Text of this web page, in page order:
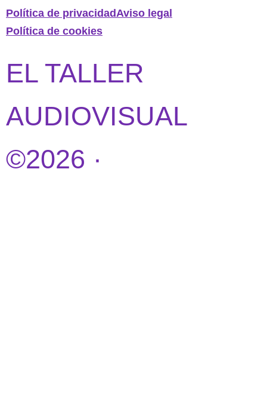
Política de privacidadAviso legal
Política de cookies
EL TALLER
AUDIOVISUAL
©2026 ·